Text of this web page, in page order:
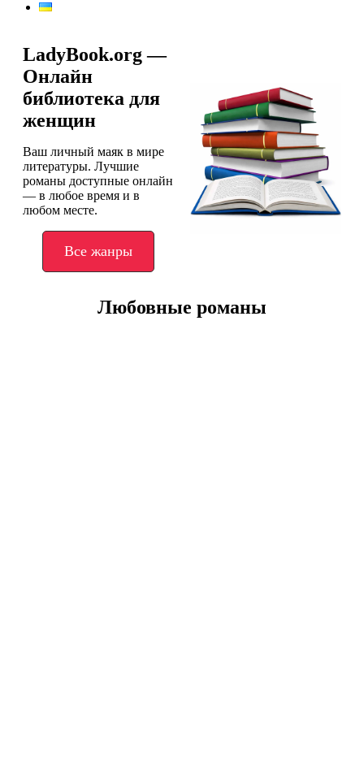
LadyBook.org —
Онлайн
библиотека для
женщин
Ваш личный маяк в мире
литературы. Лучшие
романы доступные онлайн
— в любое время и в
любом месте.
Все жанры
Любовные романы